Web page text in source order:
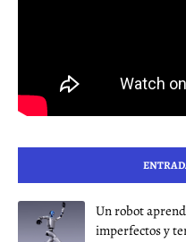
Un robot
imperfectos y